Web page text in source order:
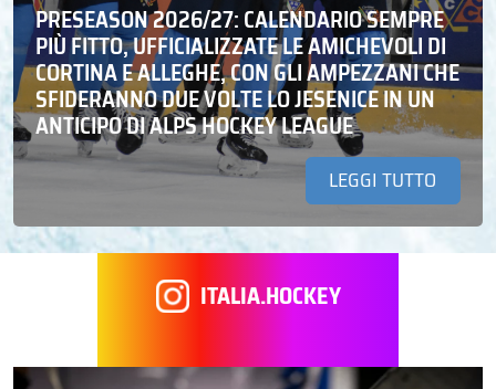
PRESEASON 2026/27: CALENDARIO SEMPRE
PIÙ FITTO, UFFICIALIZZATE LE AMICHEVOLI DI
CORTINA E ALLEGHE, CON GLI AMPEZZANI CHE
SFIDERANNO DUE VOLTE LO JESENICE IN UN
ANTICIPO DI ALPS HOCKEY LEAGUE
LEGGI TUTTO
ITALIA.HOCKEY